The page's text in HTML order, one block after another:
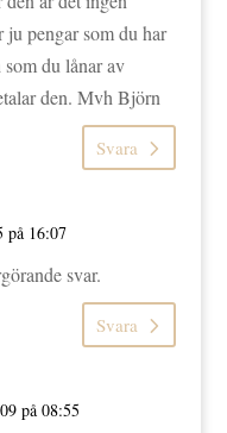
pengar som du har
du lånar av
den. Mvh Björn
Svara
på 16:07
svar.
Svara
på 08:55